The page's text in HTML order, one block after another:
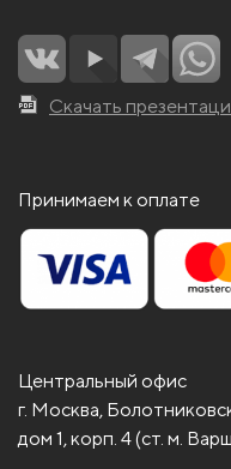
Скачать
Принимаем к оплате
Центральный офис
г. Москва,
дом 1, корп. 4 (ст. м.